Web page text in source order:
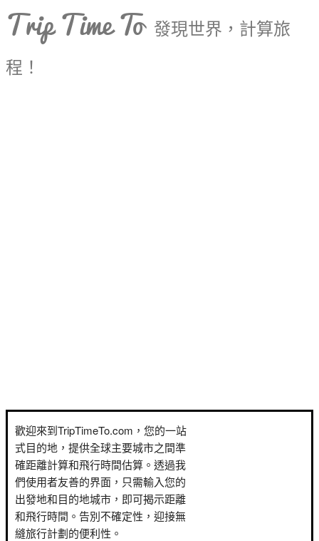
Trip Time To 發現世界，計算旅
程！
歡迎來到TripTimeTo.com，您的一站
式目的地，提供全球主要城市之間準
確距離計算和飛行時間估算。透過我
們使用者友善的界面，只需輸入您的
出發地和目的地城市，即可揭示距離
和飛行時間。告別不確定性，迎接無
縫旅行計劃的便利性。